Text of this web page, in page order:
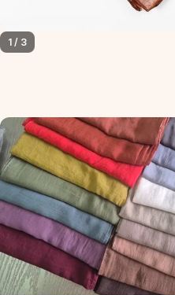
1 / 3